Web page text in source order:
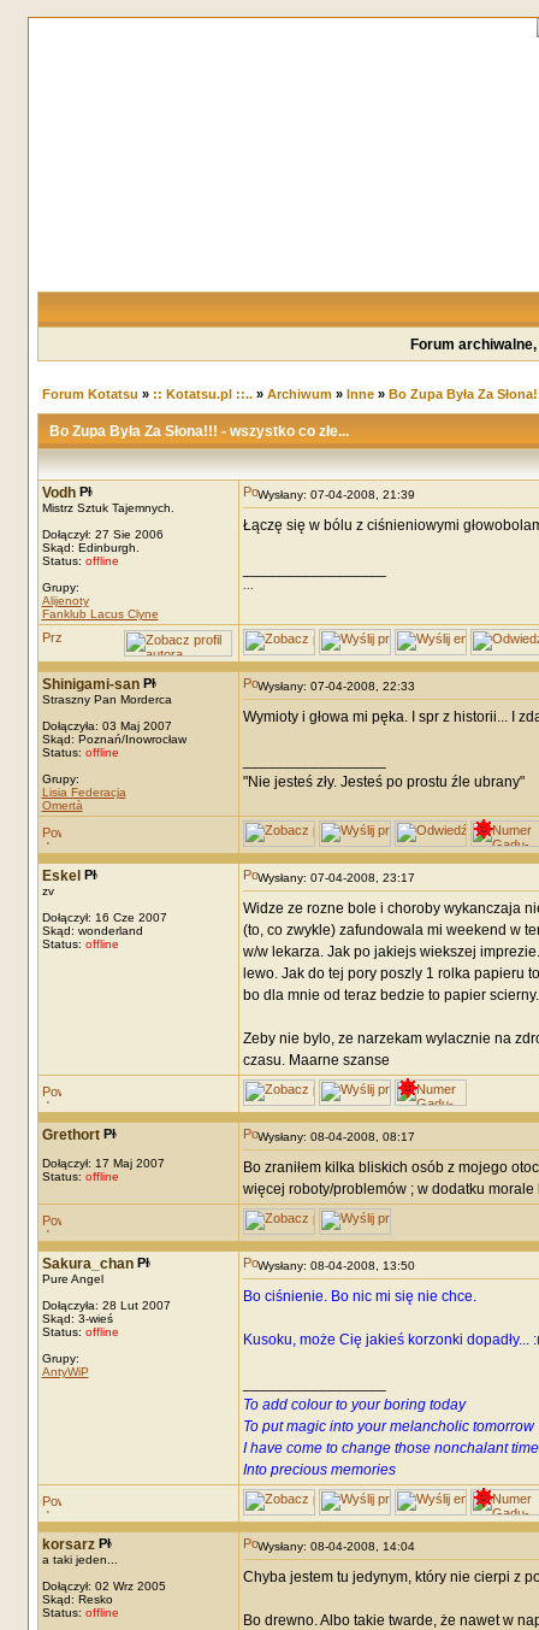
Forum
Forum Kotatsu » :: Kotatsu.pl ::..» Archiwum» Inne» Bo Zupa Była Za
Bo Zupa Była Za Słona!!! - wszystko co złe...
Vodh
Mistrz Sztuk Tajemnych.
Dołączył: 27 Sie 2006
Skąd: Edinburgh.
Status: offline
Grupy:
Alijenoty
Fanklub Lacus Clyne
Wysłany: 07-04-2008, 21:39
Łączę się w bólu z ciśnieniowymi
...
Shinigami-san
Straszny Pan Morderca
Dołączyła: 03 Maj 2007
Skąd: Poznań/Inowrocław
Status: offline
Grupy:
Lisia Federacja
Omertà
Wysłany: 07-04-2008, 22:33
Wymioty i głowa mi pęka. I spr z historii... I
"Nie jesteś zły. Jesteś po prostu źle ubrany"
Eskel
zv
Dołączył: 16 Cze 2007
Skąd: wonderland
Status: offline
Wysłany: 07-04-2008, 23:17
Widze ze rozne bole i choroby wykanczaja
(to, co zwykle) zafundowala mi weekend w
w/w lekarza. Jak po jakiejs wiekszej
lewo. Jak do tej pory poszly 1 rolka papieru
bo dla mnie od teraz bedzie to papier
Zeby nie bylo, ze narzekam wylacznie na
czasu. Maarne szanse
Grethort
Dołączył: 17 Maj 2007
Status: offline
Wysłany: 08-04-2008, 08:17
Bo zraniłem kilka bliskich osób z mojego
więcej roboty/problemów ; w dodatku
Sakura_chan
Pure Angel
Dołączyła: 28 Lut 2007
Skąd: 3-wieś
Status: offline
Grupy:
AntyWiP
Wysłany: 08-04-2008, 13:50
Bo ciśnienie. Bo nic mi się nie chce.
Kusoku, może Cię jakieś korzonki dopadły...
To add colour to your boring today
To put magic into your melancholic tomorrow
I have come to change those nonchalant
Into precious memories
korsarz
a taki jeden...
Dołączył: 02 Wrz 2005
Skąd: Resko
Status: offline
Wysłany: 08-04-2008, 14:04
Chyba jestem tu jedynym, który nie cierpi z
Bo drewno. Albo takie twarde, że nawet w